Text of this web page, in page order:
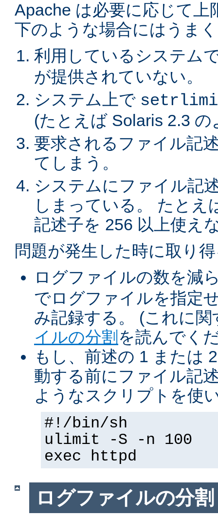
Apache は必要に応じて
下のような場合にはうま
利用しているシステム
が提供されていない。
システム上で
(たとえば Solaris 2.3 の
要求されるファイル記
てしまう。
システムにファイル記
しまっている。 たとえ
記述子を 256 以上使え
問題が発生した時に取り
ログファイルの数を減
でログファイルを指定
み記録する。 (これに
イルの分割 を読んでく
もし、前述の 1 または
動する前にファイル記
ようなスクリプトを使
#!/bin/sh
ulimit -S -n 100
exec httpd
ログファイルの分割